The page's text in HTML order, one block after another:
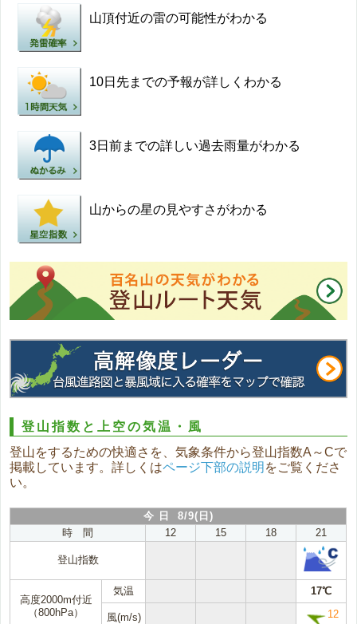
山頂付近の雷の可能性がわかる
10日先までの予報が詳しくわかる
3日前までの詳しい過去雨量がわかる
山からの星の見やすさがわかる
登山指数と上空の気温・風
登山をするための快適さを、気象条件から登山指数A～Cで
掲載しています。詳しくはページ下部の説明 をご覧くださ
い。
今 日 8/9(日)
時 間
12 15 18 21
登山指数
高度2000m付近
（800hPa）
気温 17℃
風(m/s) 12